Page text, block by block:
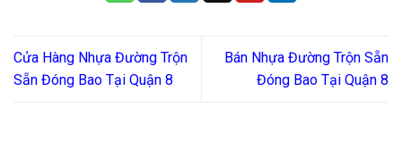
Cửa Hàng Nhựa Đường Trộn
Sẵn Đóng Bao Tại Quận 8
Bán Nhựa Đường Trộn Sẵn
Đóng Bao Tại Quận 8